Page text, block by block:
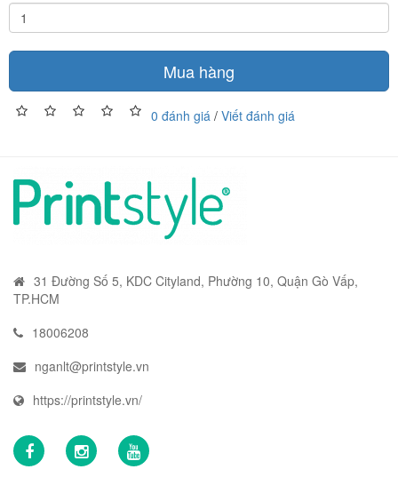
Mua hàng
0 đánh giá / Viết đánh giá
31 Đường Số 5, KDC Cityland, Phường 10, Quận Gò Vấp,
TP.HCM
18006208
nganlt@printstyle.vn
https://printstyle.vn/